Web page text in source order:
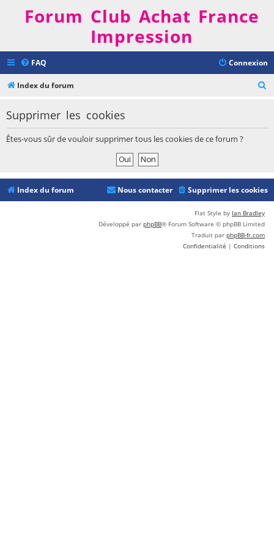
Forum Club Achat France
Impression
FAQ Connexion
Index du forum
c
Supprimer les cookies
Êtes-vous sûr de vouloir supprimer tous les cookies de ce forum ?
Index du forum Supprimer les cookies
Nous contacter
Flat Style by Ian Bradley
Développé par phpBB® Forum Software © phpBB Limited
Traduit par phpBB-fr.com
Confidentialité | Conditions